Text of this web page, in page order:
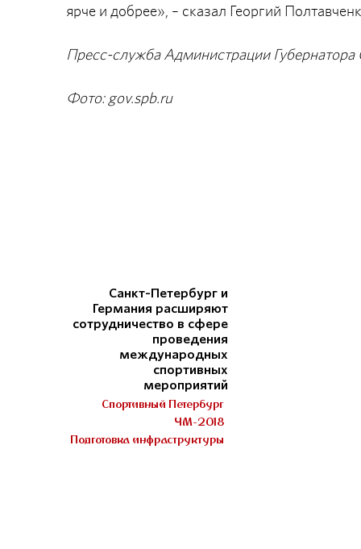
ярче и добрее», – сказал Георгий
Пресс-служба Администрации Губернатора
Фото: gov.spb.ru
Санкт-Петербург и
Германия расширяют
сотрудничество в сфере
проведения
международных
спортивных
мероприятий
Спортивный Петербург
ЧМ-2018
Подготовка инфраструктуры